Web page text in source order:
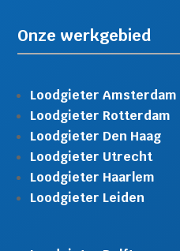
Onze werkgebied
Loodgieter Amsterdam
Loodgieter Rotterdam
Loodgieter Den Haag
Loodgieter Utrecht
Loodgieter Haarlem
Loodgieter Leiden